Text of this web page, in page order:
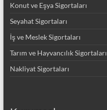
Konut ve Eşya Sigortaları
Seyahat Sigortaları
İş ve Meslek Sigortaları
Tarım ve Hayvancılık Sigortaları
Nakliyat Sigortaları